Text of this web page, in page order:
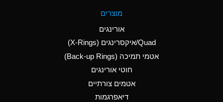
Aluminum Nitrate
(Aqueous)
Aluminum Phosphate
מוצרים
אורינגים
Quad/איקסרינגים (X-Rings)
אטמי תמיכה (Back-up Rings)
חוטי אורינגים
אטמים צורתיים
דיאפרגמות